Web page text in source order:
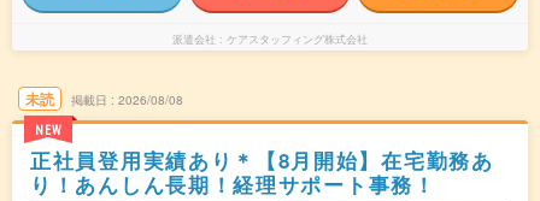
派遣会社 ケアスタッフィング株式会社
未読
NEW
掲載日 2026/08/08
正社員登用実績あり＊【8月開始】在宅勤務あ
り！あんしん長期！経理サポート事務！